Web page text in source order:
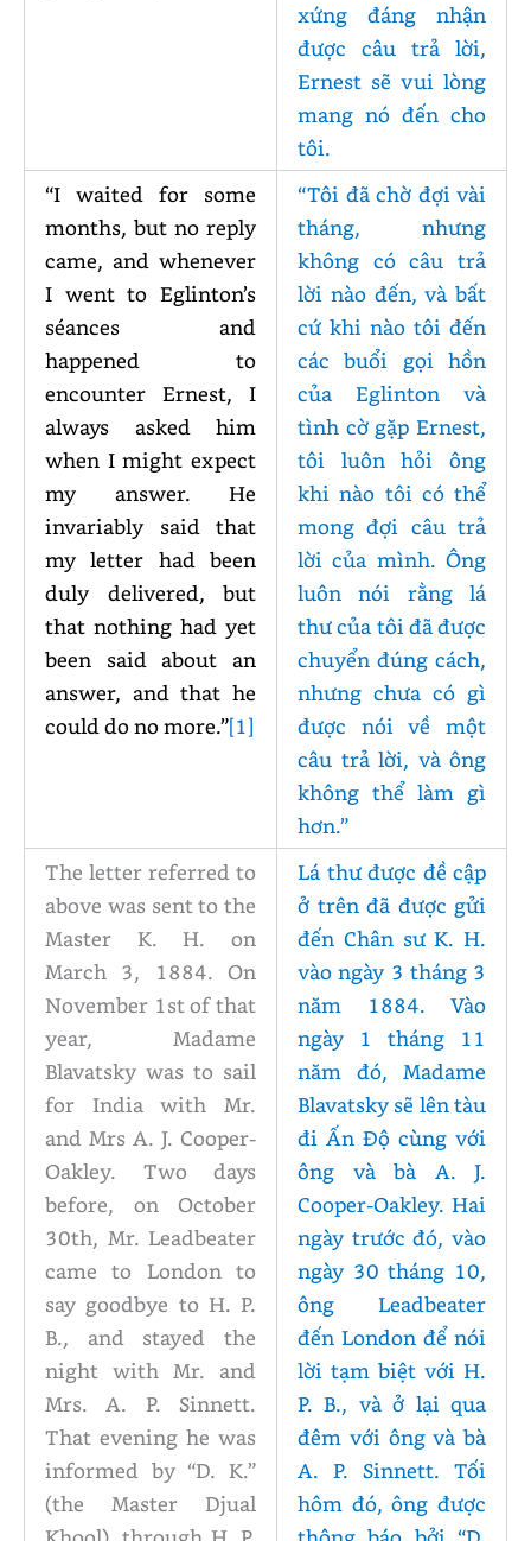
xứng đáng nhận
được câu trả lời,
Ernest sẽ vui lòng
mang nó đến cho
tôi.
“I waited for some
months, but no reply
came, and whenever
I went to Eglinton’s
séances and
happened to
encounter Ernest, I
always asked him
when I might expect
my answer. He
invariably said that
my letter had been
duly delivered, but
that nothing had yet
been said about an
answer, and that he
could do no more.”[1]
“Tôi đã chờ đợi vài
tháng, nhưng
không có câu trả
lời nào đến, và bất
cứ khi nào tôi đến
các buổi gọi hồn
của Eglinton và
tình cờ gặp Ernest,
tôi luôn hỏi ông
khi nào tôi có thể
mong đợi câu trả
lời của mình. Ông
luôn nói rằng lá
thư của tôi đã được
chuyển đúng cách,
nhưng chưa có gì
được nói về một
câu trả lời, và ông
không thể làm gì
hơn.”
The letter referred to
above was sent to the
Master K. H. on
March 3, 1884. On
November 1st of that
year, Madame
Blavatsky was to sail
for India with Mr.
and Mrs A. J. Cooper-
Oakley. Two days
before, on October
30th, Mr. Leadbeater
came to London to
say goodbye to H. P.
B., and stayed the
night with Mr. and
Mrs. A. P. Sinnett.
That evening he was
informed by “D. K.”
(the Master Djual
Lá thư được đề cập
ở trên đã được gửi
đến Chân sư K. H.
vào ngày 3 tháng 3
năm 1884. Vào
ngày 1 tháng 11
năm đó, Madame
Blavatsky sẽ lên tàu
đi Ấn Độ cùng với
ông và bà A. J.
Cooper-Oakley. Hai
ngày trước đó, vào
ngày 30 tháng 10,
ông Leadbeater
đến London để nói
lời tạm biệt với H.
P. B., và ở lại qua
đêm với ông và bà
A. P. Sinnett. Tối
hôm đó, ông được